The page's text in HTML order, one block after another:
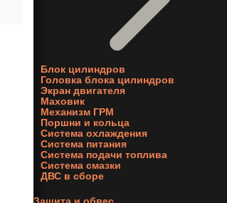
Блок цилиндров
Головка блока цилиндров
Экран двигателя
Маховик
Механизм ГРМ
Поршни и кольца
Система охлаждения
Система питания
Система подачи топлива
Система смазки
ДВС в сборе